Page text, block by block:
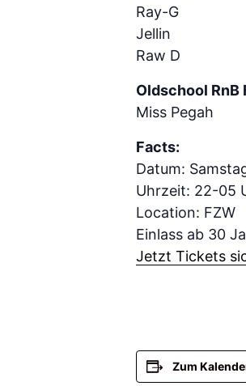
Ray-G
Jellin
Raw D
Oldschool RnB
Miss Pegah
Facts:
Datum:
Uhrzeit: 22-05
Location: FZW
Einlass ab 30
Jetzt Tickets
Zum